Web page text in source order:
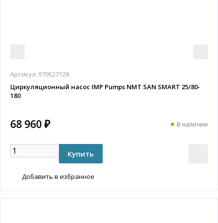
Артикул: 979527128
Циркуляционный насос IMP Pumps NMT SAN SMART 25/80-
180
68 960 ₽ В наличии
Добавить в избранное